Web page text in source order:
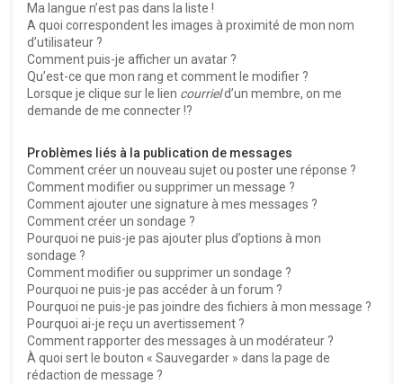
Ma langue n’est pas dans la liste !
A quoi correspondent les images à proximité de mon nom
d’utilisateur ?
Comment puis-je afficher un avatar ?
Qu’est-ce que mon rang et comment le modifier ?
Lorsque je clique sur le lien courrield’un membre, on me
demande de me connecter !?
Problèmes liés à la publication de messages
Comment créer un nouveau sujet ou poster une réponse ?
Comment modifier ou supprimer un message ?
Comment ajouter une signature à mes messages ?
Comment créer un sondage ?
Pourquoi ne puis-je pas ajouter plus d’options à mon
sondage ?
Comment modifier ou supprimer un sondage ?
Pourquoi ne puis-je pas accéder à un forum ?
Pourquoi ne puis-je pas joindre des fichiers à mon message ?
Pourquoi ai-je reçu un avertissement ?
Comment rapporter des messages à un modérateur ?
À quoi sert le bouton « Sauvegarder » dans la page de
rédaction de message ?